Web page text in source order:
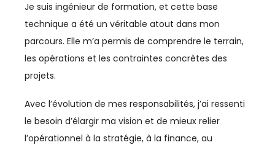
DISTRIBUTION
ECONOMIE
ECONOMIE BLEUE
ECONOMIE CIRCULAIRE
EDUCATION
Je suis ingénieur de formation, et cette base
technique a été un véritable atout dans mon
parcours. Elle m’a permis de comprendre le terrain,
les opérations et les contraintes concrètes des
projets.
Avec l’évolution de mes responsabilités, j’ai ressenti
le besoin d’élargir ma vision et de mieux relier
l’opérationnel à la stratégie, à la finance, au